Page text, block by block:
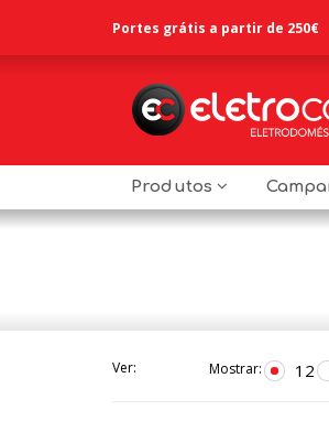
Portes grátis a partir de 250€
Produtos
Ver: Mostrar: 12